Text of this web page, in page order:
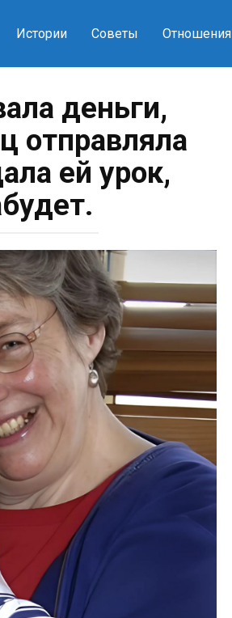
Истории Советы Отношения
деньги,
отправляла
ей урок,